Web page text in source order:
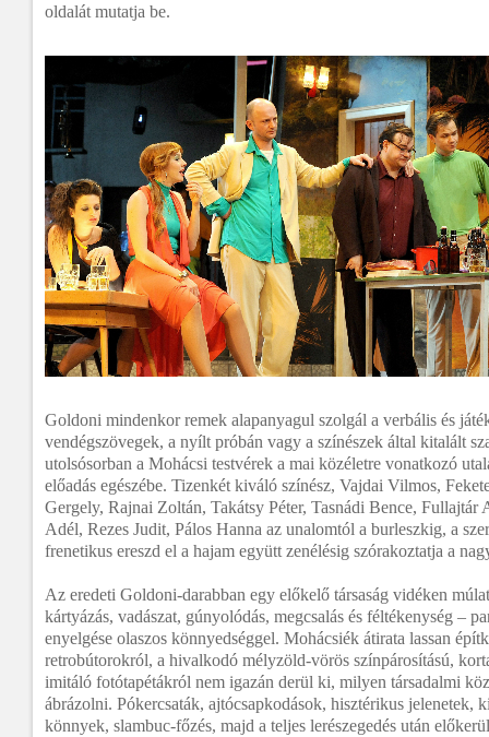
oldalát mutatja be.
Goldoni mindenkor remek alapanyagul szolgál a verbális és
vendégszövegek, a nyílt próbán vagy a színészek által kitalált
utolsósorban a Mohácsi testvérek a mai közéletre vonatkozó
előadás egészébe. Tizenkét kiváló színész, Vajdai Vilmos,
Gergely, Rajnai Zoltán, Takátsy Péter, Tasnádi Bence, Fullajtár
Adél, Rezes Judit, Pálos Hanna az unalomtól a burleszkig, a
frenetikus ereszd el a hajam együtt zenélésig szórakoztatja a
Az eredeti Goldoni-darabban egy előkelő társaság vidéken
kártyázás, vadászat, gúnyolódás, megcsalás és féltékenység –
enyelgése olaszos könnyedséggel. Mohácsiék átirata lassan
retrobútorokról, a hivalkodó mélyzöld-vörös színpárosítású,
imitáló fotótapétákról nem igazán derül ki, milyen társadalmi
ábrázolni. Pókercsaták, ajtócsapkodások, hisztérikus jelenetek,
könnyek, slambuc-főzés, majd a teljes lerészegedés után